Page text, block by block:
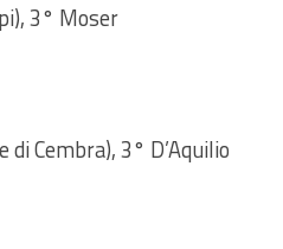
3° Moser
Cembra), 3° D’Aquilio